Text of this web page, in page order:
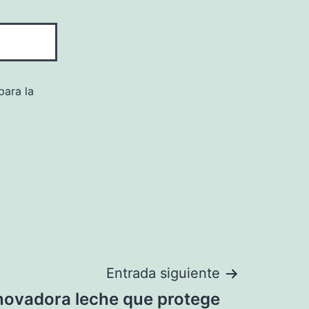
la
Entrada siguiente
leche que protege